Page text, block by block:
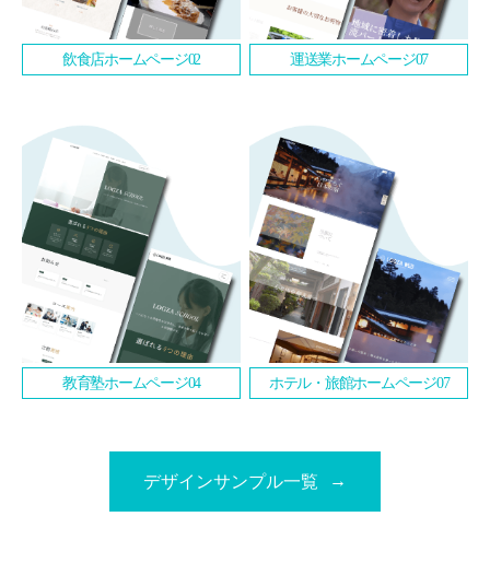
飲食店ホームページ02 運送業ホームページ07
教育塾ホームページ04 ホテル・旅館ホームページ07
デザインサンプル一覧